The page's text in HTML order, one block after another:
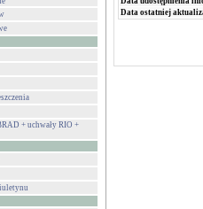
+ uchwały RIO +
Data ostatniej